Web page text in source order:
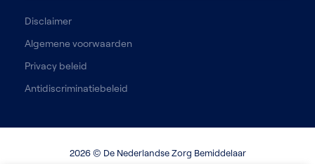
Disclaimer
Algemene voorwaarden
Privacy beleid
Antidiscriminatiebeleid
2026 © De Nederlandse Zorg Bemiddelaar